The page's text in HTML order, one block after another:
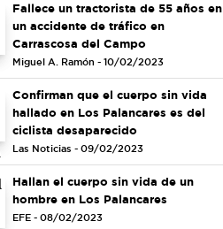
Fallece un tractorista de 55 años en
un accidente de tráfico en
Carrascosa del Campo
Miguel A. Ramón - 10/02/2023
Confirman que el cuerpo sin vida
hallado en Los Palancares es del
ciclista desaparecido
Las Noticias - 09/02/2023
Hallan el cuerpo sin vida de un
hombre en Los Palancares
EFE - 08/02/2023